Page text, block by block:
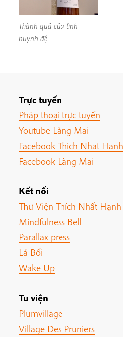
Thành quả của tình
huynh đệ
Trực tuyến
Pháp thoại trực tuyến
Youtube Làng Mai
Facebook Thich Nhat Hanh
Facebook Làng Mai
Kết nối
Thư Viện Thích Nhất Hạnh
Mindfulness Bell
Parallax press
Lá Bối
Wake Up
Tu viện
Plumvillage
Village Des Pruniers